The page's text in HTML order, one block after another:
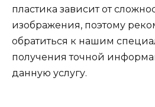
пластика зависит от
изображения, поэтому
обратиться к нашим
получения точной
данную услугу.